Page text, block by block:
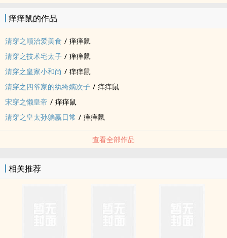
痒痒鼠的作品
清穿之顺治爱美食 / 痒痒鼠
清穿之技术宅太子 / 痒痒鼠
清穿之皇家小和尚 / 痒痒鼠
清穿之四爷家的纨绔嫡次子 / 痒痒鼠
宋穿之懒皇帝 / 痒痒鼠
清穿之皇太孙躺赢日常 / 痒痒鼠
查看全部作品
相关推荐